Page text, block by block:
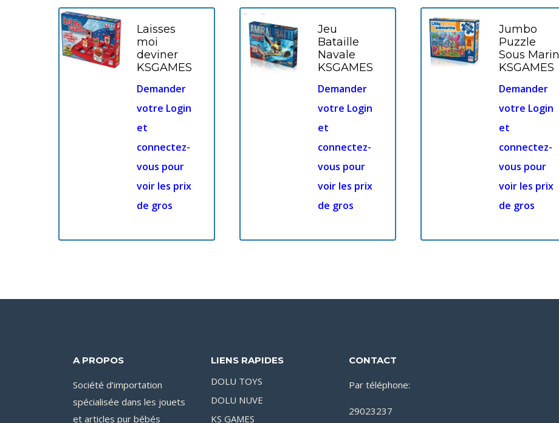
Laisses
moi
deviner
KSGAMES
Demander
votre Login
et
connectez-
vous pour
voir les prix
de gros
Jeu
Bataille
Navale
KSGAMES
Demander
votre Login
et
connectez-
vous pour
voir les prix
de gros
Jumbo
Puzzle
Sous Marin
KSGAMES
Demander
votre Login
et
connectez-
vous pour
voir les prix
de gros
A PROPOS
Société d’importation
spécialisée dans les jouets
et articles pur bébés
LIENS RAPIDES
DOLU TOYS
DOLU NUVE
KS GAMES
CONTACT
Par téléphone:
29023237